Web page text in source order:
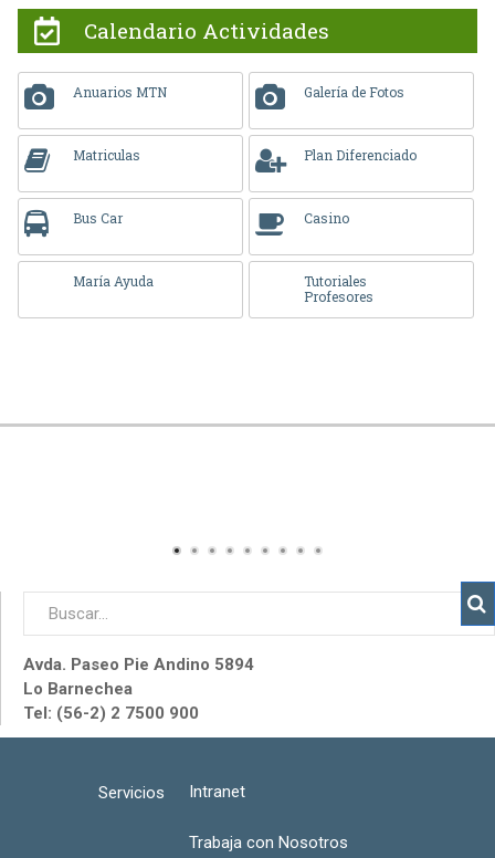
Calendario Actividades
Anuarios MTN Galería de Fotos
Matriculas Plan Diferenciado
Bus Car Casino
María Ayuda
Tutoriales
Profesores
Avda. Paseo Pie Andino 5894
Lo Barnechea
Tel: (56-2) 2 7500 900
Servicios Intranet
Trabaja con Nosotros